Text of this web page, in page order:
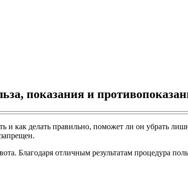
показания и
и как делать правильно, поможет ли он убрать
Благодаря отличным результатам процедура